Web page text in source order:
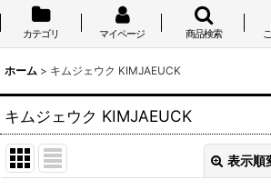
カテゴリ マイページ 商品検索
ホーム > キムジェウク KIMJAEUCK
キムジェウク KIMJAEUCK
表示順